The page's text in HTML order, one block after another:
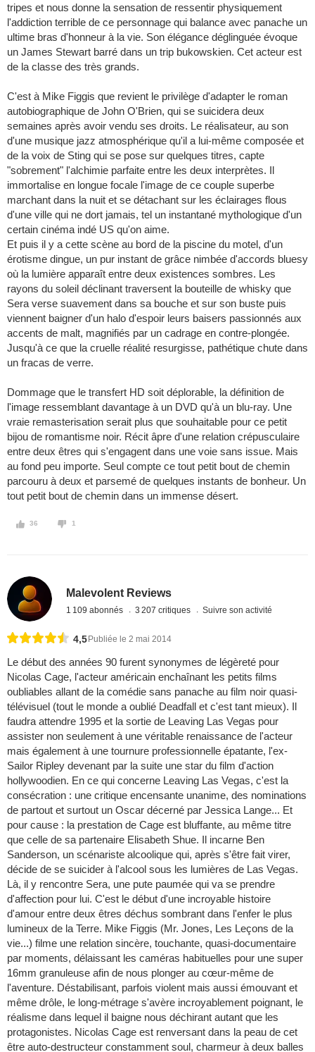
tripes et nous donne la sensation de ressentir physiquement
l'addiction terrible de ce personnage qui balance avec panache un
ultime bras d'honneur à la vie. Son élégance déglinguée évoque
un James Stewart barré dans un trip bukowskien. Cet acteur est
de la classe des très grands.
C'est à Mike Figgis que revient le privilège d'adapter le roman
autobiographique de John O'Brien, qui se suicidera deux
semaines après avoir vendu ses droits. Le réalisateur, au son
d'une musique jazz atmosphérique qu'il a lui-même composée et
de la voix de Sting qui se pose sur quelques titres, capte
"sobrement" l'alchimie parfaite entre les deux interprètes. Il
immortalise en longue focale l'image de ce couple superbe
marchant dans la nuit et se détachant sur les éclairages flous
d'une ville qui ne dort jamais, tel un instantané mythologique d'un
certain cinéma indé US qu'on aime.
Et puis il y a cette scène au bord de la piscine du motel, d'un
érotisme dingue, un pur instant de grâce nimbée d'accords bluesy
où la lumière apparaît entre deux existences sombres. Les
rayons du soleil déclinant traversent la bouteille de whisky que
Sera verse suavement dans sa bouche et sur son buste puis
viennent baigner d'un halo d'espoir leurs baisers passionnés aux
accents de malt, magnifiés par un cadrage en contre-plongée.
Jusqu'à ce que la cruelle réalité resurgisse, pathétique chute dans
un fracas de verre.
Dommage que le transfert HD soit déplorable, la définition de
l'image ressemblant davantage à un DVD qu'à un blu-ray. Une
vraie remasterisation serait plus que souhaitable pour ce petit
bijou de romantisme noir. Récit âpre d'une relation crépusculaire
entre deux êtres qui s'engagent dans une voie sans issue. Mais
au fond peu importe. Seul compte ce tout petit bout de chemin
parcouru à deux et parsemé de quelques instants de bonheur. Un
tout petit bout de chemin dans un immense désert.
36 1
Malevolent Reviews
1 109 abonnés 3 207 critiques Suivre son activité
4,5 Publiée le 2 mai 2014
Le début des années 90 furent synonymes de légèreté pour
Nicolas Cage, l'acteur américain enchaînant les petits films
oubliables allant de la comédie sans panache au film noir quasi-
télévisuel (tout le monde a oublié Deadfall et c'est tant mieux). Il
faudra attendre 1995 et la sortie de Leaving Las Vegas pour
assister non seulement à une véritable renaissance de l'acteur
mais également à une tournure professionnelle épatante, l'ex-
Sailor Ripley devenant par la suite une star du film d'action
hollywoodien. En ce qui concerne Leaving Las Vegas, c'est la
consécration : une critique encensante unanime, des nominations
de partout et surtout un Oscar décerné par Jessica Lange... Et
pour cause : la prestation de Cage est bluffante, au même titre
que celle de sa partenaire Elisabeth Shue. Il incarne Ben
Sanderson, un scénariste alcoolique qui, après s'être fait virer,
décide de se suicider à l'alcool sous les lumières de Las Vegas.
Là, il y rencontre Sera, une pute paumée qui va se prendre
d'affection pour lui. C'est le début d'une incroyable histoire
d'amour entre deux êtres déchus sombrant dans l'enfer le plus
lumineux de la Terre. Mike Figgis (Mr. Jones, Les Leçons de la
vie...) filme une relation sincère, touchante, quasi-documentaire
par moments, délaissant les caméras habituelles pour une super
16mm granuleuse afin de nous plonger au cœur-même de
l'aventure. Déstabilisant, parfois violent mais aussi émouvant et
même drôle, le long-métrage s'avère incroyablement poignant, le
réalisme dans lequel il baigne nous déchirant autant que les
protagonistes. Nicolas Cage est renversant dans la peau de cet
être auto-destructeur constamment soul, charmeur à deux balles